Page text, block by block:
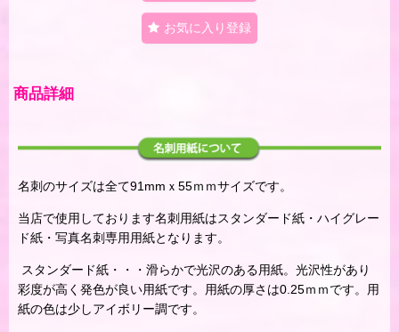
お気に入り登録
商品詳細
名刺のサイズは全て91mmｘ55ｍｍサイズです。
当店で使用しております名刺用紙はスタンダード紙・ハイグレー
ド紙・写真名刺専用用紙となります。
スタンダード紙・・・滑らかで光沢のある用紙。光沢性があり
彩度が高く発色が良い用紙です。用紙の厚さは0.25ｍｍです。用
紙の色は少しアイボリー調です。